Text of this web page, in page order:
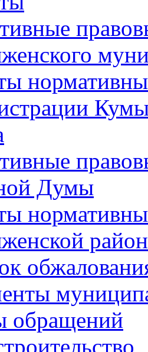
Думы
обращений